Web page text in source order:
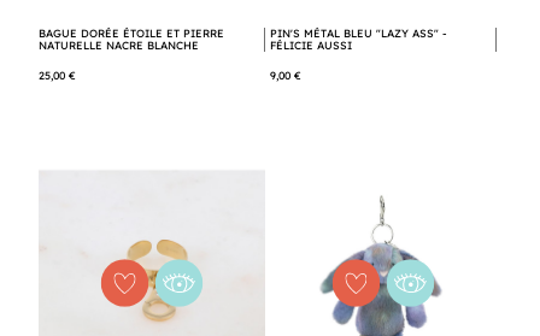
BAGUE DORÉE ÉTOILE ET PIERRE
NATURELLE NACRE BLANCHE
25,00 €
PIN'S MÉTAL BLEU "LAZY ASS" -
FÉLICIE AUSSI
9,00 €